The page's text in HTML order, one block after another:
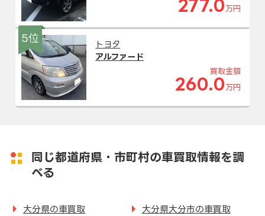
277.0 万円
5位
トヨタ
アルファード
買取金額
260.0 万円
同じ都道府県・市町村の車買取情報を調
べる
大分県の車買取 大分県大分市の車買取